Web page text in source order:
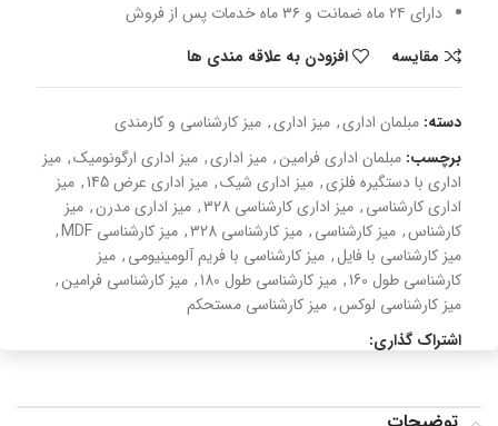
دارای ۲۴ ماه ضمانت و ۳۶ ماه خدمات پس از فروش
مقایسه
افزودن به علاقه مندی ها
دسته: مبلمان اداری, میز اداری, میز کارشناسی و کارمندی
برچسب: مبلمان اداری فرامین, میز اداری, میز اداری ارگونومیک, میز
اداری با دستگیره فلزی, میز اداری شیک, میز اداری عرض 145 , میز
اداری کارشناسی, میز اداری کارشناسی 328 , میز اداری مدرن, میز
کارشناس, میز کارشناسی, میز کارشناسی 328 , میز کارشناسی MDF
,
میز کارشناسی با فایل, میز کارشناسی با فریم آلومینیومی, میز
کارشناسی طول 160
, میز کارشناسی طول 180 , میز کارشناسی فرامین,
میز کارشناسی لوکس, میز کارشناسی مستحکم
اشتراک گذاری: